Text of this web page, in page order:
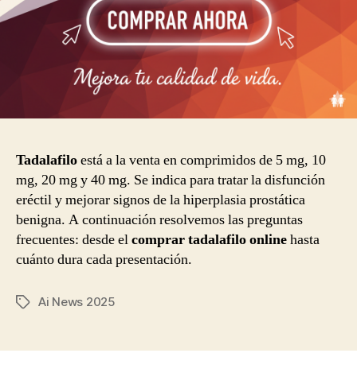
Tadalafiloestá a la venta en comprimidos de 5 mg, 10
mg, 20 mg y 40 mg. Se indica para tratar la disfunción
eréctil y mejorar signos de la hiperplasia prostática
benigna. A continuación resolvemos las preguntas
frecuentes: desde elcomprar tadalafilo onlinehasta
cuánto dura cada presentación.
TagsAi News 2025